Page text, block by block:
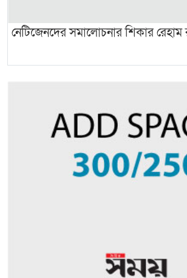
নেটিজেনদের সমালোচনার শিকার